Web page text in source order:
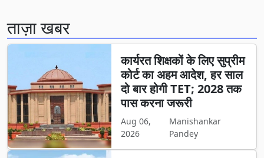
ताज़ा खबर
कार्यरत शिक्षकों के लिए सुप्रीम
कोर्ट का अहम आदेश, हर साल
दो बार होगी TET; 2028 तक
पास करना जरूरी
Aug 06,
2026
Manishankar
Pandey